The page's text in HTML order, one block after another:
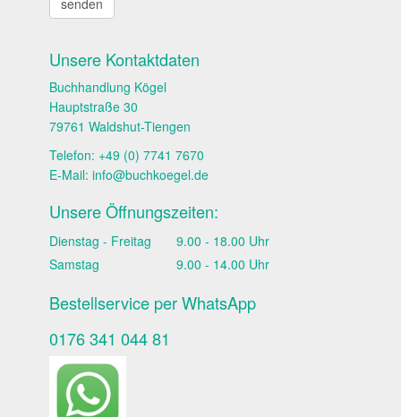
Unsere Kontaktdaten
Buchhandlung Kögel
Hauptstraße 30
79761 Waldshut-Tiengen
Telefon: +49 (0) 7741 7670
E-Mail: info@buchkoegel.de
Unsere Öffnungszeiten:
Dienstag - Freitag
9.00 - 18.00 Uhr
Samstag
9.00 - 14.00 Uhr
Bestellservice per WhatsApp
0176 341 044 81